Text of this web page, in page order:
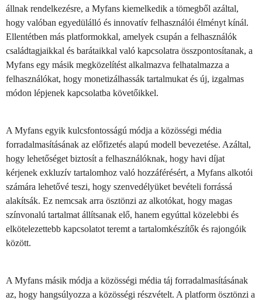
állnak rendelkezésre, a Myfans kiemelkedik a tömegből azáltal,
hogy valóban egyedülálló és innovatív felhasználói élményt kínál.
Ellentétben más platformokkal, amelyek csupán a felhasználók
családtagjaikkal és barátaikkal való kapcsolatra összpontosítanak, a
Myfans egy másik megközelítést alkalmazva felhatalmazza a
felhasználókat, hogy monetizálhassák tartalmukat és új, izgalmas
módon lépjenek kapcsolatba követőikkel.
A Myfans egyik kulcsfontosságú módja a közösségi média
forradalmasításának az előfizetés alapú modell bevezetése. Azáltal,
hogy lehetőséget biztosít a felhasználóknak, hogy havi díjat
kérjenek exkluzív tartalomhoz való hozzáférésért, a Myfans alkotói
számára lehetővé teszi, hogy szenvedélyüket bevételi forrássá
alakítsák. Ez nemcsak arra ösztönzi az alkotókat, hogy magas
színvonalú tartalmat állítsanak elő, hanem egyúttal közelebbi és
elkötelezettebb kapcsolatot teremt a tartalomkészítők és rajongóik
között.
A Myfans másik módja a közösségi média táj forradalmasításának
az, hogy hangsúlyozza a közösségi részvételt. A platform ösztönzi a